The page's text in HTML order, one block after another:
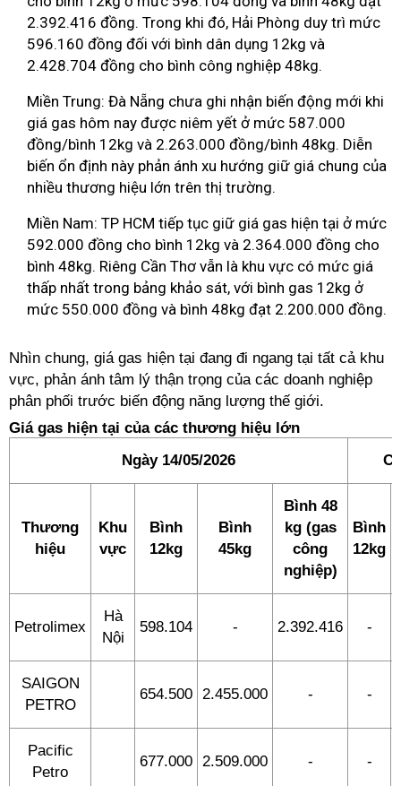
2.392.416 đồng. Trong khi đó, Hải Phòng duy trì mức
596.160 đồng đối với bình dân dụng 12kg và
2.428.704 đồng cho bình công nghiệp 48kg.
Miền Trung: Đà Nẵng chưa ghi nhận biến động mới khi
giá gas hôm nay được niêm yết ở mức 587.000
đồng/bình 12kg và 2.263.000 đồng/bình 48kg. Diễn
biến ổn định này phản ánh xu hướng giữ giá chung của
nhiều thương hiệu lớn trên thị trường.
Miền Nam: TP HCM tiếp tục giữ giá gas hiện tại ở mức
592.000 đồng cho bình 12kg và 2.364.000 đồng cho
bình 48kg. Riêng Cần Thơ vẫn là khu vực có mức giá
thấp nhất trong bảng khảo sát, với bình gas 12kg ở
mức 550.000 đồng và bình 48kg đạt 2.200.000 đồng.
Nhìn chung, giá gas hiện tại đang đi ngang tại tất cả khu
vực, phản ánh tâm lý thận trọng của các doanh nghiệp
phân phối trước biến động năng lượng thế giới.
Giá gas hiện tại của các thương hiệu lớn
Ngày 14/05/2026
Thương
hiệu
Khu
vực
Bình
12kg
Bình
45kg
Bình 48
kg (gas
công
nghiệp)
Bình
12kg
Petrolimex
Hà
Nội
598.104 - 2.392.416 -
SAIGON
PETRO
654.500 2.455.000 - -
Pacific
Petro
677.000 2.509.000 - -